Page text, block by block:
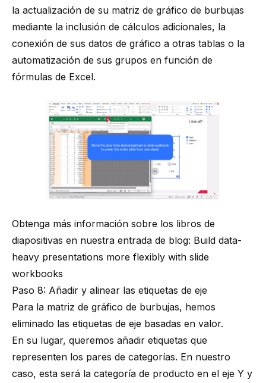
la actualización de su matriz de gráfico de burbujas
mediante la inclusión de cálculos adicionales, la
conexión de sus datos de gráfico a otras tablas o la
automatización de sus grupos en función de
fórmulas de Excel.
Obtenga más información sobre los libros de
diapositivas en nuestra entrada de blog: Build data-
heavy presentations more flexibly with slide
workbooks
Paso 8: Añadir y alinear las etiquetas de eje
Para la matriz de gráfico de burbujas, hemos
eliminado las etiquetas de eje basadas en valor.
En su lugar, queremos añadir etiquetas que
representen los pares de categorías. En nuestro
caso, esta será la categoría de producto en el eje Y y